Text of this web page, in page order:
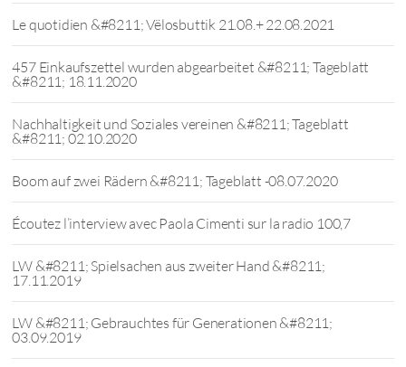
Le quotidien &#8211; Vëlosbuttik 21.08.+ 22.08.2021
457 Einkaufszettel wurden abgearbeitet &#8211; Tageblatt
&#8211; 18.11.2020
Nachhaltigkeit und Soziales vereinen &#8211; Tageblatt
&#8211; 02.10.2020
Boom auf zwei Rädern &#8211; Tageblatt -08.07.2020
Écoutez l’interview avec Paola Cimenti sur la radio 100,7
LW &#8211; Spielsachen aus zweiter Hand &#8211;
17.11.2019
LW &#8211; Gebrauchtes für Generationen &#8211;
03.09.2019